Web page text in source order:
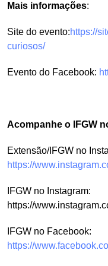
Mais informações:
Site do evento:https://
curiosos/
Evento do Facebook:
Acompanhe o IFGW
Extensão/IFGW no
https://
IFGW no Instagram:
https://
IFGW no Facebook:
https://